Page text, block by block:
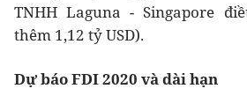
TNHH Laguna - Singapore
thêm 1,12 tỷ USD).
Dự báo FDI 2020 và dài hạn